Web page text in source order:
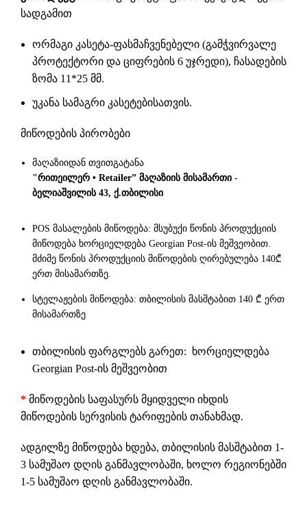
სადგამით
ორმაგი კასეტა-ფასმაჩვენებელი (გამჭვირვალე
პროტექტორი და ციფრების 6 უჯრედი), ჩასადების
ზომა 11*25 მმ.
უკანა სამაგრი კასეტებისათვის.
მიწოდების პირობები
მაღაზიიდან თვითგატანა
"რითეილერ • Retailer” მაღაზიის მისამართი -
ბელიაშვილის 43, ქ.თბილისი
POS მასალების მიწოდება: მსუბუქი წონის პროდუქციის
მიწოდება ხორციელდება Georgian Post-ის მეშვეობით.
მძიმე წონის პროდუქციის მიწოდების ღირებულება 140₾
ერთ მისამართზე.
სტელაჟების მიწოდება: თბილისის მასშტაბით 140 ₾ ერთ
მისამართზე
თბილისის ფარგლებს გარეთ: ხორციელდება
Georgian Post-ის მეშვეობით
* მიწოდების საფასურს მყიდველი იხდის
მიწოდების სერვისის ტარიფების თანახმად.
ადგილზე მიწოდება ხდება, თბილისის მასშტაბით 1-
3 სამუშაო დღის განმავლობაში, ხოლო რეგიონებში
1-5 სამუშაო დღის განმავლობაში.